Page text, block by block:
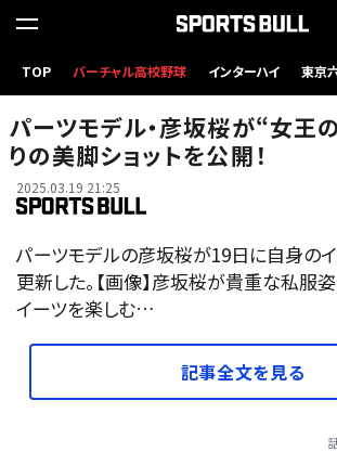
TOP バーチャル高校野球 インターハイ 東京
パーツモデル・彦坂桜が“女王
りの美脚ショットを公開！
2025.03.19 21:25
パーツモデルの彦坂桜が19日に自身の
更新した。【画像】彦坂桜が貴重な私服
イーツを楽しむ…
記事全文を見る